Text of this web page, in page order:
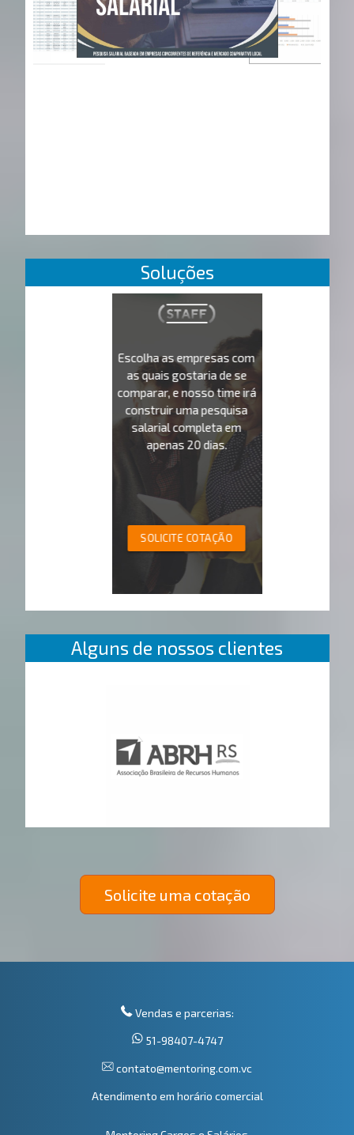
Soluções
Escolha as empresas com
as quais gostaria de se
comparar, e nosso time irá
construir uma pesquisa
salarial completa em
apenas 20 dias.
SOLICITE COTAÇÃO
Alguns de nossos clientes
Solicite uma cotação
Vendas e parcerias:
51-98407-4747
contato@mentoring.com.vc
Atendimento em horário comercial